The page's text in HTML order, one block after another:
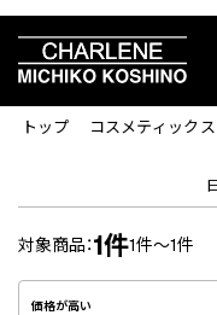
トップ コスメティックス
対象商品：1件1件～1件
価格が高い